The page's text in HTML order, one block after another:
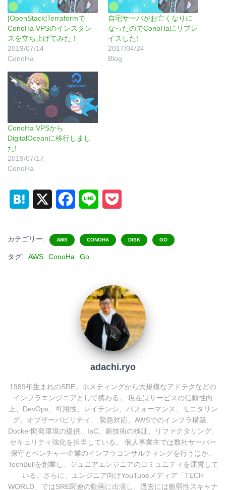
[OpenStack]Terraformで
ConoHa VPSのインスタン
スを立ち上げてみた！
2019/07/14
ConoHa
自宅サーバがお亡くなりに
なったのでConoHaにリプレ
イスした!
2017/04/24
Blog
ConoHa VPSから
DigitalOceanに移行しまし
た!
2019/07/17
ConoHa
t
e
n c
t
カテゴリー: AWS CONOHA DISK GO
タグ: AWS ConoHa Go
adachi.ryo
1989年生まれのSRE。ホスティングから大規模なアドテクなどの
インフラエンジニアとして携わる。 現在はサービスの信頼性向
上、DevOps、可用性、レイテンシ、パフォーマンス、モニタリン
グ、オブザーバビリティ、 緊急対応、AWSでのインフラ構築、
Docker開発環境の提供、IaC、新技術の検証、リファクタリング、
セキュリティ強化を担当している。 個人事業主では数社サーバー
保守とベンチャー企業のインフラコンサルティングを行うほか、
TechBullを創業し、ジュニアエンジニアのコミュニティを運営して
いる。さらに、エンジニア向けYouTubeメディア「TECH
WORLD」ではSRE関連の動画に出演し、過去には脆弱性スキャナ